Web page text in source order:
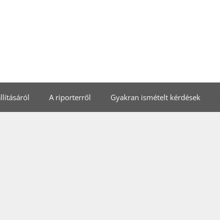
A riporterről Gyakran ismételt kérdések